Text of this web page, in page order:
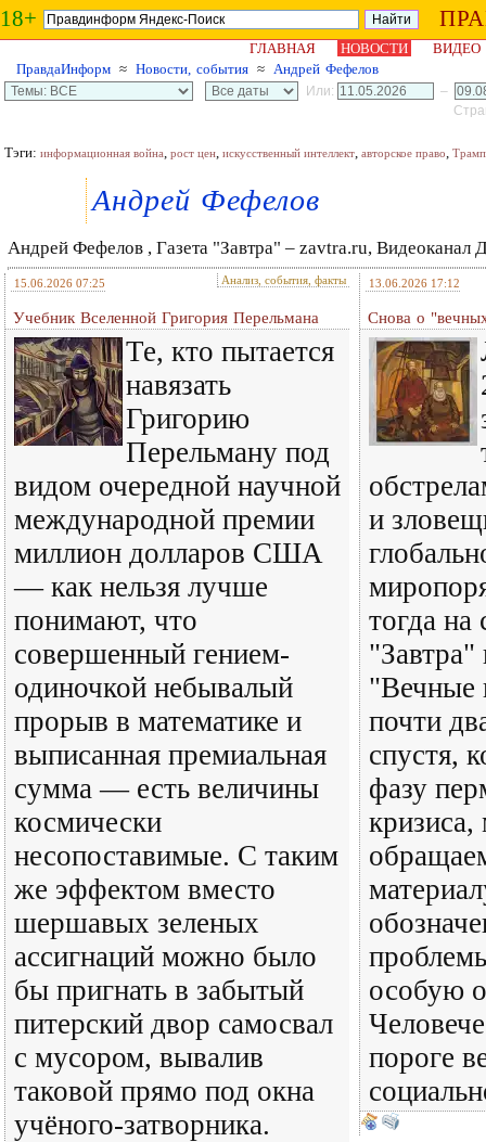
18+
ГЛАВНАЯ НОВОСТИ
ВИДЕО
ПравдаИнформ ≈ Новости, события ≈ Андрей Фефелов
Или:
–
Тэги: информационная война, рост цен, искусственный интеллект, авторское право, Трамп
Андрей Фефелов
Андрей Фефелов , Газета "Завтра" – zavtra.ru,
15.06.2026 07:25 Анализ, события, факты
Учебник Вселенной Григория Перельмана
Те, кто пытается
навязать
Григорию
Перельману под
видом очередной научной
международной премии
миллион долларов США
— как нельзя лучше
понимают, что
совершенный гением-
одиночкой небывалый
прорыв в математике и
выписанная премиальная
сумма — есть величины
космически
несопоставимые. С таким
же эффектом вместо
шершавых зеленых
ассигнаций можно было
бы пригнать в забытый
питерский двор самосвал
с мусором, вывалив
таковой прямо под окна
учёного-затворника.
13.06.2026 17:12
Снова о
и
тогда на
"Завтра"
"Вечные
почти
спустя,
фазу
особую
пороге